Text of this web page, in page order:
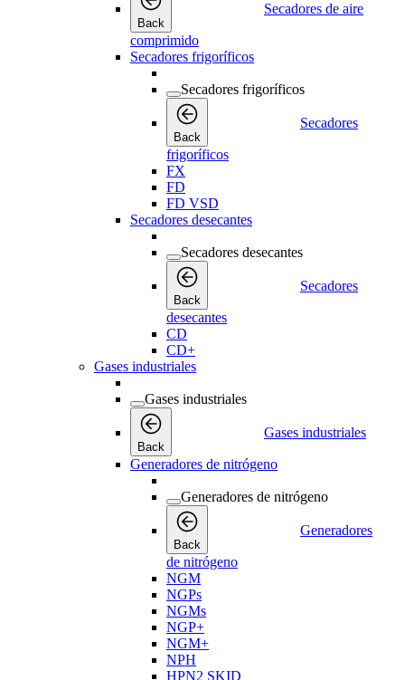
Back
Secadores de aire
comprimido
Secadores frigoríficos
Secadores frigoríficos
Back
Secadores
frigoríficos
FX
FD
FD VSD
Secadores desecantes
Secadores desecantes
Back
Secadores
desecantes
CD
CD+
Gases industriales
Gases industriales
Back
Gases industriales
Generadores de nitrógeno
Generadores de nitrógeno
Back
Generadores
de nitrógeno
NGM
NGPs
NGMs
NGP+
NGM+
NPH
HPN2 SKID